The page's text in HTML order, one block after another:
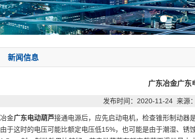
新闻信息
广东冶金广东
发布时间：2020-11-24 来源：
冶金广东电动葫芦接通电源后，应先启动电机，检查锥形制动器
由于这时的电压可能比额定电压低15%，也可能是由于潮湿、